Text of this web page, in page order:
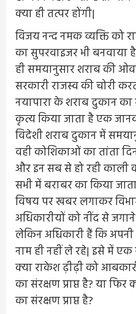
क्या ही तत्पर होंगी|
विजय नन्द नमक व्यक्ति को
का सुपरवाइजर भी
ही समयानुसार शराब की
सरकारी राजस्व की चोरी
नयापारा के शराब दुकान का
कृत्य किया जाता है एक
विदेशी शराब दुकान में
वही कोशिकाओं का तांता
और इन सब से हो रही काली
सभी में बराबर का किया
विषय पर खबर लगाकर
अधिकारीयों को नींद से
लेकिन अधिकारी हैं कि
नाम ही नहीं ले रहे| इसे में
क्या राकेश ढ़ीढ़ी को
का संरक्षण प्राप्त है? या
का संरक्षण प्राप्त है?